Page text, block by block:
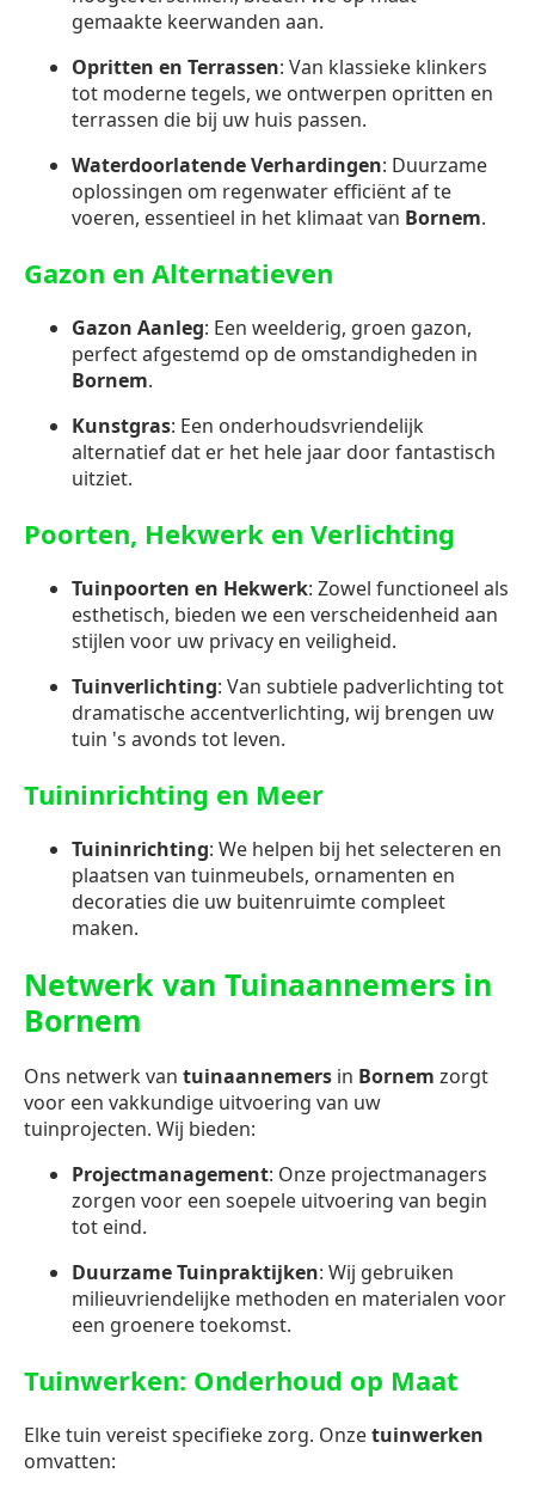
gemaakte keerwanden aan.
Opritten en Terrassen: Van klassieke klinkers
tot moderne tegels, we ontwerpen opritten en
terrassen die bij uw huis passen.
Waterdoorlatende Verhardingen: Duurzame
oplossingen om regenwater efficiënt af te
voeren, essentieel in het klimaat van Bornem.
Gazon en Alternatieven
Gazon Aanleg: Een weelderig, groen gazon,
perfect afgestemd op de omstandigheden in
Bornem.
Kunstgras: Een onderhoudsvriendelijk
alternatief dat er het hele jaar door fantastisch
uitziet.
Poorten, Hekwerk en Verlichting
Tuinpoorten en Hekwerk: Zowel functioneel als
esthetisch, bieden we een verscheidenheid aan
stijlen voor uw privacy en veiligheid.
Tuinverlichting: Van subtiele padverlichting tot
dramatische accentverlichting, wij brengen uw
tuin 's avonds tot leven.
Tuininrichting en Meer
Tuininrichting: We helpen bij het selecteren en
plaatsen van tuinmeubels, ornamenten en
decoraties die uw buitenruimte compleet
maken.
Netwerk van Tuinaannemers in
Bornem
Ons netwerk van tuinaannemers in Bornem zorgt
voor een vakkundige uitvoering van uw
tuinprojecten. Wij bieden:
Projectmanagement: Onze projectmanagers
zorgen voor een soepele uitvoering van begin
tot eind.
Duurzame Tuinpraktijken: Wij gebruiken
milieuvriendelijke methoden en materialen voor
een groenere toekomst.
Tuinwerken: Onderhoud op Maat
Elke tuin vereist specifieke zorg. Onzetuinwerken
omvatten: